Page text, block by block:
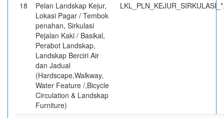
18
Pelan Landskap Kejur,
Lokasi Pagar / Tembok
penahan, Sirkulasi
Pejalan Kaki / Basikal,
Perabot Landskap,
Landskap Berciri Air
dan Jadual
(Hardscape,Walkway,
Water Feature /,Bicycle
Circulation & Landskap
Furniture)